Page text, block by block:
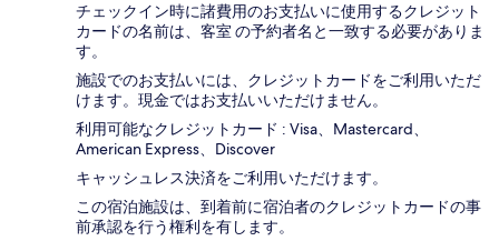
チェックイン時に諸費用のお支払いに使用するクレジット
カードの名前は、客室 の予約者名と一致する必要がありま
す。
施設でのお支払いには、クレジットカードをご利用いただ
けます。現金ではお支払いいただけません。
利用可能なクレジットカード : Visa、Mastercard、
American Express、Discover
キャッシュレス決済をご利用いただけます。
この宿泊施設は、到着前に宿泊者のクレジットカードの事
前承認を行う権利を有します。